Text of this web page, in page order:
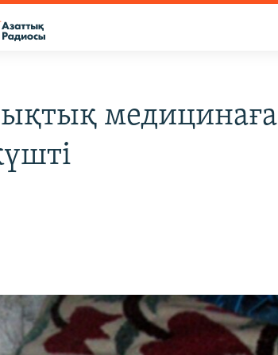
медицинаға